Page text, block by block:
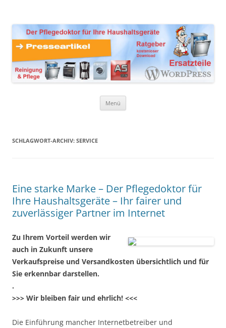
Haushaltsgeräte
Reinigungsprodukte und Pflegemittel
Menü
SCHLAGWORT-ARCHIV: SERVICE
Eine starke Marke – Der Pflegedoktor für
Ihre Haushaltsgeräte – Ihr fairer und
zuverlässiger Partner im Internet
Zu Ihrem Vorteil werden wir
auch in Zukunft unsere
Verkaufspreise und Versandkosten übersichtlich und für
Sie erkennbar darstellen.
.
>>> Wir bleiben fair und ehrlich! <<<
Die Einführung mancher Internetbetreiber und